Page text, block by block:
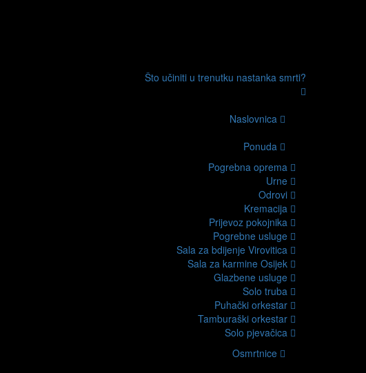
Što učiniti u trenutku nastanka smrti?
Naslovnica
Ponuda
Pogrebna oprema
Urne
Odrovi
Kremacija
Prijevoz pokojnika
Pogrebne usluge
Sala za bdijenje Virovitica
Sala za karmine Osijek
Glazbene usluge
Solo truba
Puhački orkestar
Tamburaški orkestar
Solo pjevačica
Osmrtnice